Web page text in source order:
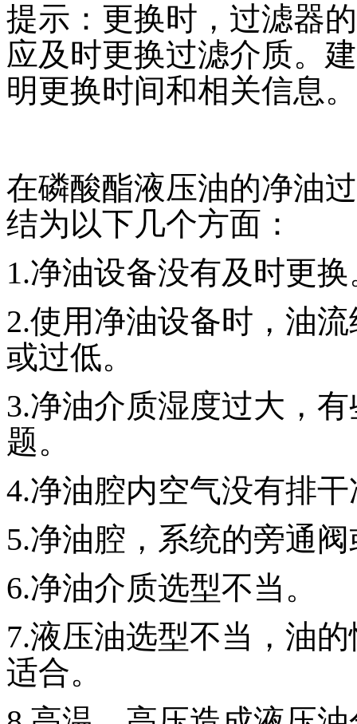
提示：更换时，过滤器
应及时更换过滤介质。
明更换时间和相关信息。
在磷酸酯液压油的净油
结为以下几个方面：
1.净油设备没有及时更换
2.使用净油设备时，油
或过低。
3.净油介质湿度过大，
题。
4.净油腔内空气没有排
5.净油腔，系统的旁通
6.净油介质选型不当。
7.液压油选型不当，油
适合。